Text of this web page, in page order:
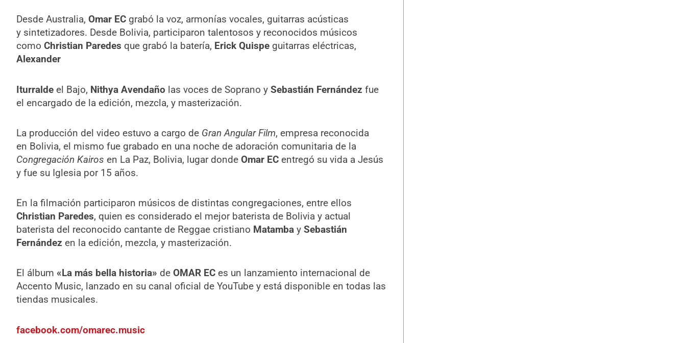
Desde Australia, Omar EC grabó la voz, armonías vocales, guitarras acústicas
y sintetizadores. Desde Bolivia, participaron talentosos y reconocidos músicos
como Christian Paredes que grabó la batería, Erick Quispeguitarras eléctricas,
Alexander
Iturralde el Bajo, Nithya Avendaño las voces de Soprano y Sebastián Fernández fue
el encargado de la edición, mezcla, y masterización.
La producción del video estuvo a cargo de Gran Angular Film, empresa reconocida
en Bolivia, el mismo fue grabado en una noche de adoración comunitaria de la
Congregación Kairos en La Paz, Bolivia, lugar donde Omar ECentregó su vida a Jesús
y fue su Iglesia por 15 años.
En la filmación participaron músicos de distintas congregaciones, entre ellos
Christian Paredes, quien es considerado el mejor baterista de Bolivia y actual
baterista del reconocido cantante de Reggae cristiano Matambay Sebastián
Fernández en la edición, mezcla, y masterización.
El álbum «La más bella historia» de OMAR EC es un lanzamiento internacional de
Accento Music, lanzado en su canal oficial de YouTube y está disponible en todas las
tiendas musicales.
facebook.com/omarec.music